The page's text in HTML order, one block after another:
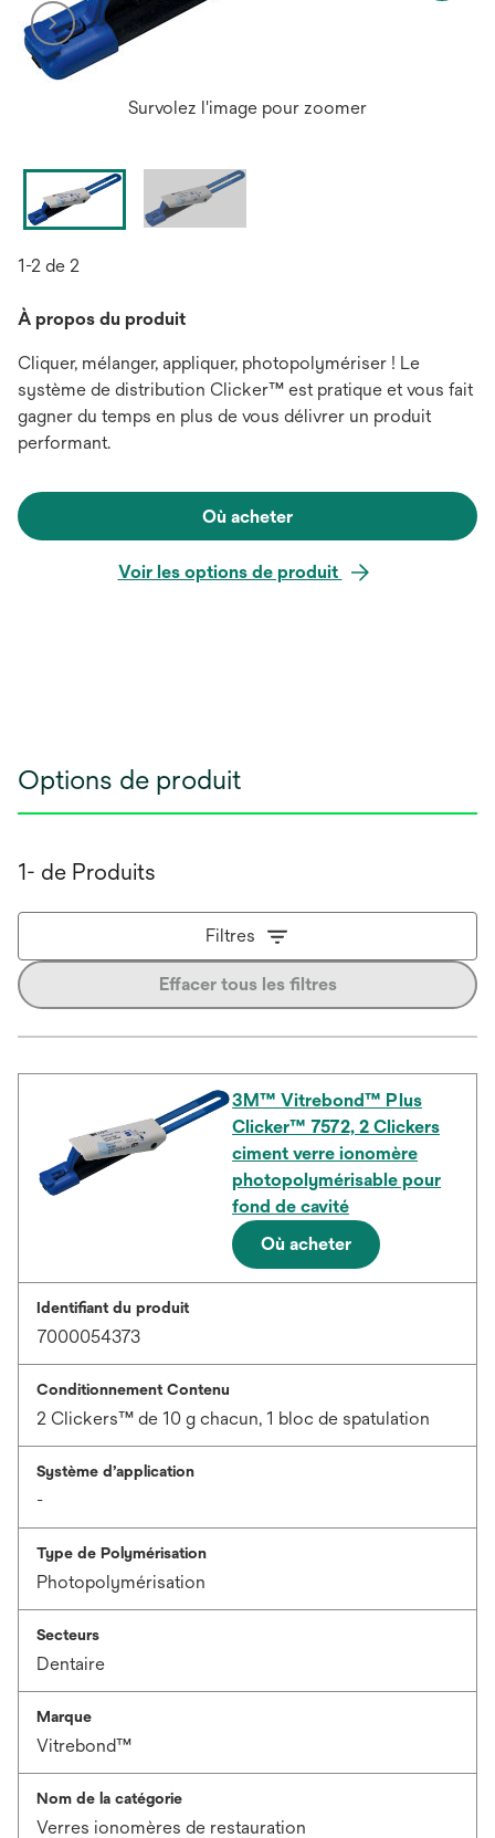
Survolez l'image pour zoomer
1-2 de 2
À propos du produit
Cliquer, mélanger, appliquer, photopolymériser ! Le
système de distribution Clicker™ est pratique et vous fait
gagner du temps en plus de vous délivrer un produit
performant.
Où acheter
Voir les options de produit
Options de produit
1- de Produits
Filtres
Effacer tous les filtres
3M™ Vitrebond™ Plus
Clicker™ 7572, 2 Clickers
ciment verre ionomère
photopolymérisable pour
fond de cavité
Où acheter
Identifiant du produit
7000054373
Conditionnement Contenu
2 Clickers™ de 10 g chacun, 1 bloc de spatulation
Système d’application
-
Type de Polymérisation
Photopolymérisation
Secteurs
Dentaire
Marque
Vitrebond™
Nom de la catégorie
Verres ionomères de restauration